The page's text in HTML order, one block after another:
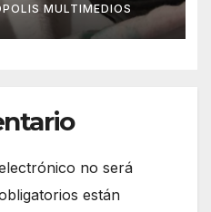
MULTIMEDIOS
no será
están